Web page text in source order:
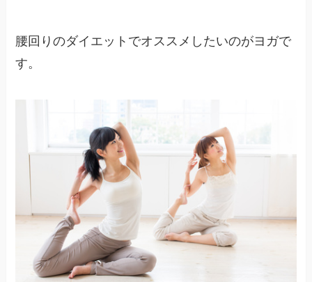
腰回りのダイエットでオススメしたいのがヨガで
す。